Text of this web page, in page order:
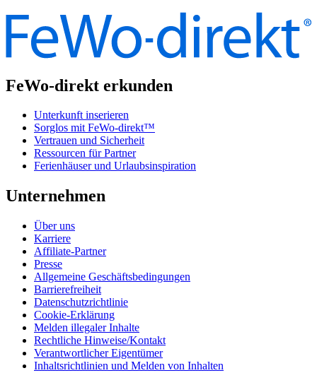
FeWo-direkt erkunden
Unterkunft inserieren
Sorglos mit FeWo-direkt™
Vertrauen und Sicherheit
Ressourcen für Partner
Ferienhäuser und Urlaubsinspiration
Unternehmen
Über uns
Karriere
Affiliate-Partner
Presse
Allgemeine Geschäftsbedingungen
Barrierefreiheit
Datenschutzrichtlinie
Cookie-Erklärung
Melden illegaler Inhalte
Rechtliche Hinweise/Kontakt
Verantwortlicher Eigentümer
Inhaltsrichtlinien und Melden von Inhalten